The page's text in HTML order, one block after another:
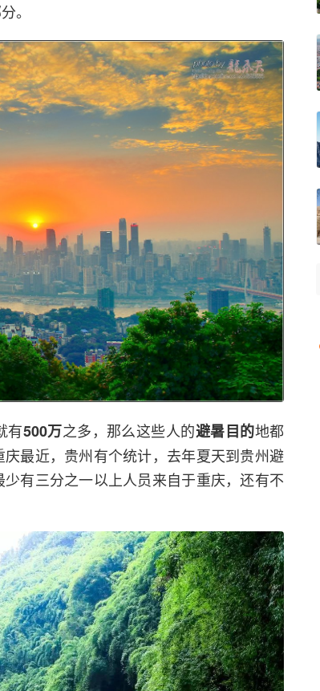
。
有500万之多，那么这些人的避暑目的地都
最近，贵州有个统计，去年夏天到贵州避
有三分之一以上人员来自于重庆，还有不